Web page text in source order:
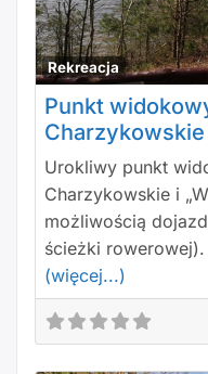
Rekreacja
Punkt
Charzykowskie
Urokliwy punkt
Charzykowskie i
możliwością
ścieżki
(więcej...)